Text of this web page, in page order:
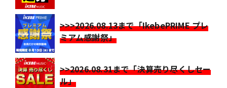
>>>2026.08.13まで「IkebePRIME プレ
ミアム感謝祭」
>>2026.08.31まで「決算売り尽くしセー
ル」